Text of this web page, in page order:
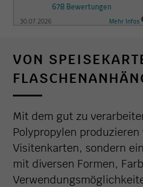
VON
Mit dem gut zu
Polypropylen
Visitenkarten, sondern
mit diversen Formen,